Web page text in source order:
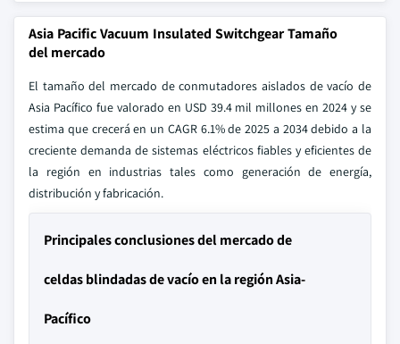
Asia Pacific Vacuum Insulated Switchgear Tamaño
del mercado
El tamaño del mercado de conmutadores aislados de vacío de
Asia Pacífico fue valorado en USD 39.4 mil millones en 2024 y se
estima que crecerá en un CAGR 6.1% de 2025 a 2034 debido a la
creciente demanda de sistemas eléctricos fiables y eficientes de
la región en industrias tales como generación de energía,
distribución y fabricación.
Principales conclusiones del mercado de
celdas blindadas de vacío en la región Asia-
Pacífico